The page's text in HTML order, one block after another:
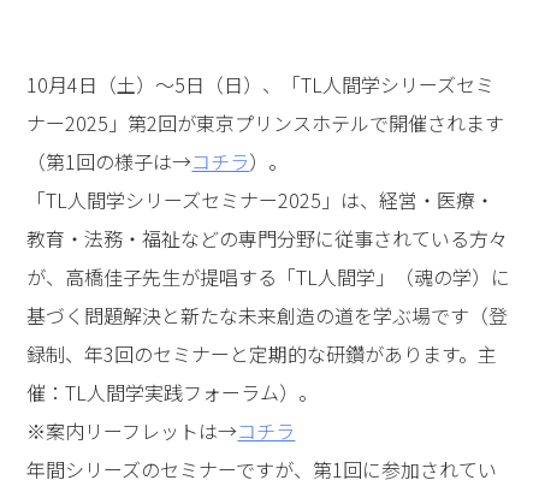
10月4日（土）～5日（日）、「TL人間学シリーズセミ
ナー2025」第2回が東京プリンスホテルで開催されます
（第1回の様子は→コチラ）。
「TL人間学シリーズセミナー2025」は、経営・医療・
教育・法務・福祉などの専門分野に従事されている方々
が、高橋佳子先生が提唱する「TL人間学」（魂の学）に
基づく問題解決と新たな未来創造の道を学ぶ場です（登
録制、年3回のセミナーと定期的な研鑽があります。主
催：TL人間学実践フォーラム）。
※案内リーフレットは→コチラ
年間シリーズのセミナーですが、第1回に参加されてい